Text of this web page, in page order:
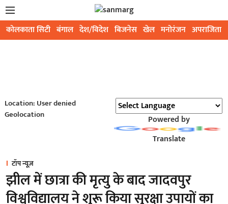
कोलकाता सिटी बंगाल देश/विदेश बिजनेस खेल मनोरंजन अपराजिता
Location: User denied
Geolocation
Powered by
Translate
टॉप न्यूज़
झील में छात्रा की मृत्यु के बाद जादवपुर
विश्वविद्यालय ने शुरू किया सुरक्षा उपायों का